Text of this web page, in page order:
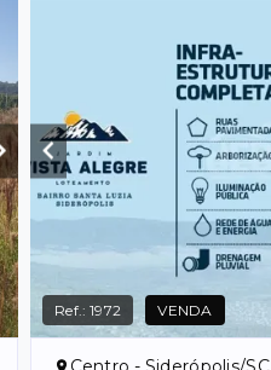
Ref.:1972 VENDA